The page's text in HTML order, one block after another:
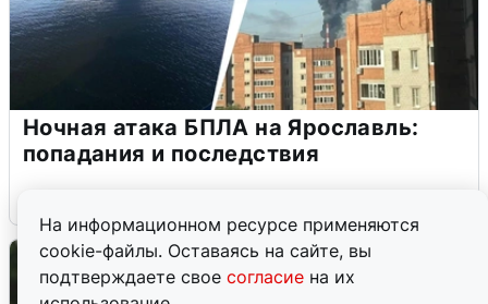
На информационном ресурсе применяются
cookie-файлы. Оставаясь на сайте, вы
подтверждаете свое согласие на их
Ночная атака БПЛА на Ярославль:
попадания и последствия